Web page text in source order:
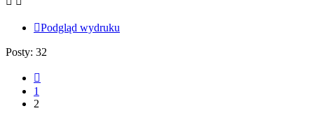
Podgląd wydruku
Posty: 32
1
2